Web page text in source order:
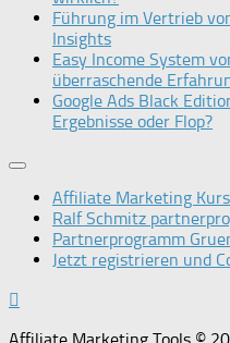
Führung im Vertrieb
Insights
Easy Income System
überraschende
Google Ads Black
Ergebnisse oder Flop?
Affiliate Marketing
Ralf Schmitz
Partnerprogramm
Jetzt registrieren und